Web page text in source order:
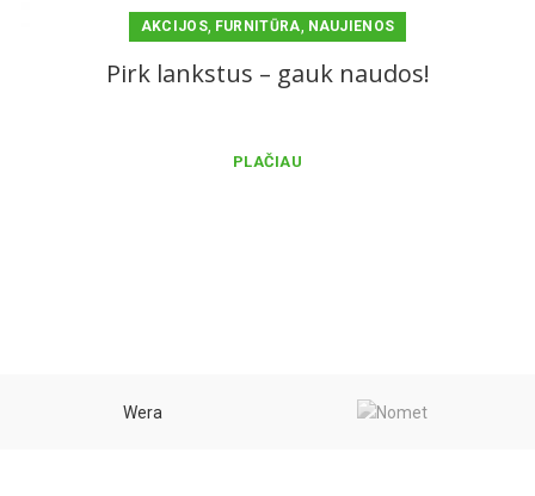
AKCIJOS, FURNITŪRA, NAUJIENOS
Pirk lankstus – gauk naudos!
PLAČIAU
Wera